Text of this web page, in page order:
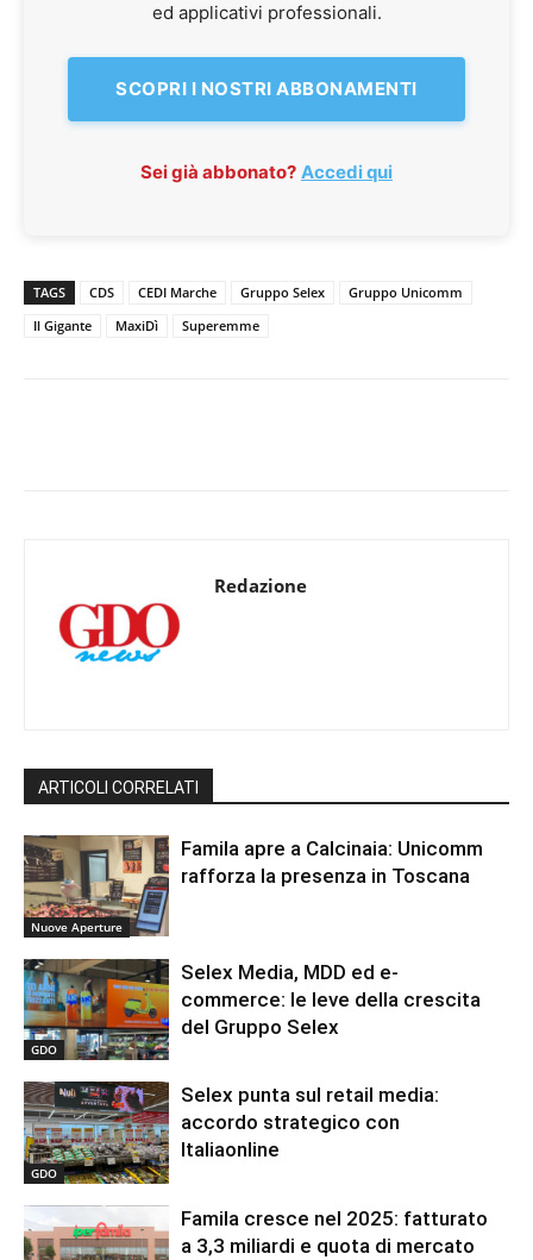
ed applicativi professionali.
SCOPRI I NOSTRI ABBONAMENTI
Sei già abbonato? Accedi qui
TAGS CDS CEDI Marche Gruppo Selex
Gruppo Unicomm
Il Gigante
MaxiDì Superemme
Redazione
ARTICOLI CORRELATI
Nuove Aperture
Famila apre a Calcinaia: Unicomm
rafforza la presenza in Toscana
GDO
Selex Media, MDD ed e-
commerce: le leve della crescita
del Gruppo Selex
GDO
Selex punta sul retail media:
accordo strategico con
Italiaonline
Famila cresce nel 2025: fatturato
a 3,3 miliardi e quota di mercato